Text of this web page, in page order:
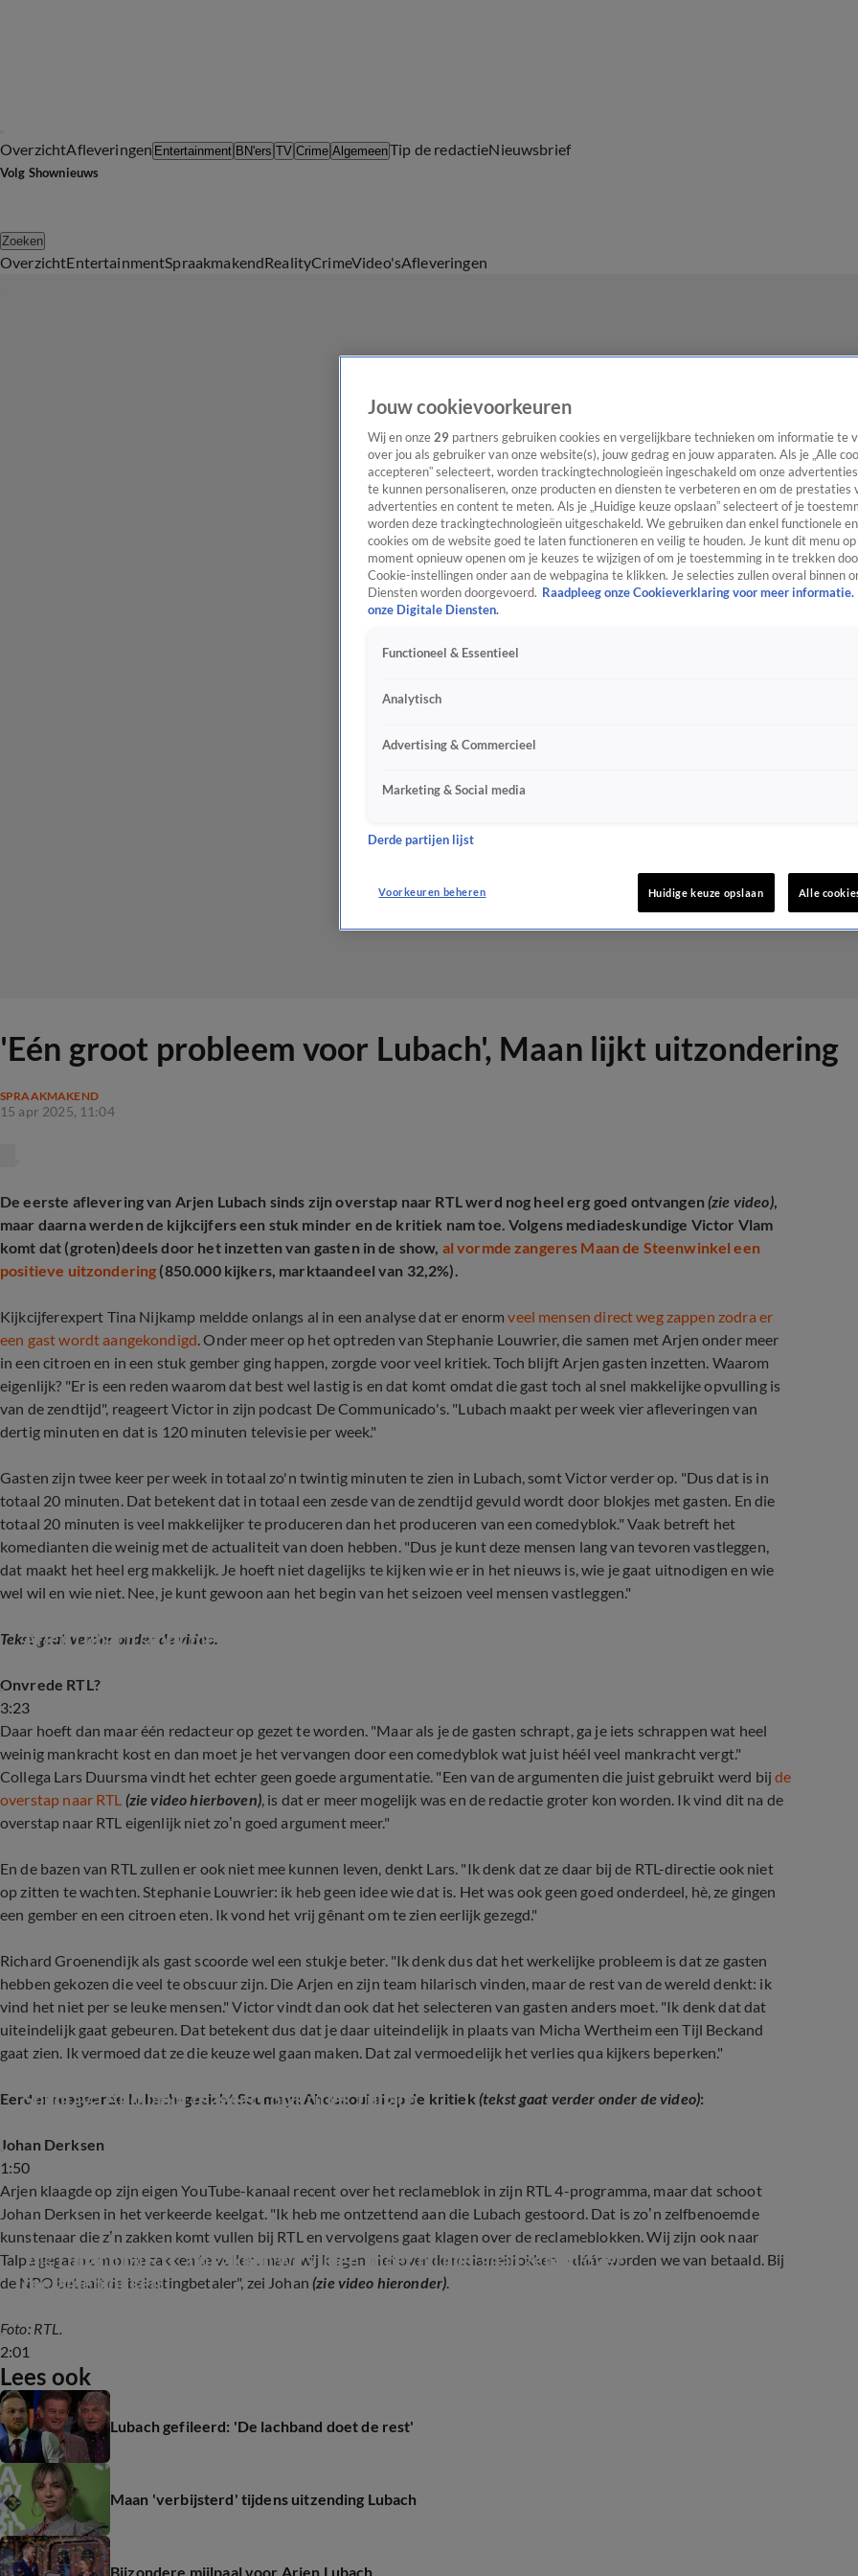
OverzichtAfleveringen Entertainment BN'ers TV Crime AlgemeenTip de redactieNieuwsbrief
Volg Shownieuws
Zoeken
OverzichtEntertainmentSpraakmakendRealityCrimeVideo'sAfleveringen
'Eén groot probleem voor Lubach', Maan lijkt uitzondering
SPRAAKMAKEND
15 apr 2025, 11:04
De eerste aflevering van Arjen Lubach sinds zijn overstap naar RTL werd nog heel erg goed ontvangen (zie video),
maar daarna werden de kijkcijfers een stuk minder en de kritiek nam toe. Volgens mediadeskundige Victor Vlam
komt dat (groten)deels door het inzetten van gasten in de show, al vormde zangeres Maan de Steenwinkel een
positieve uitzondering (850.000 kijkers, marktaandeel van 32,2%).
Kijkcijferexpert Tina Nijkamp meldde onlangs al in een analyse dat er enormveel mensen direct weg zappen zodra er
een gast wordt aangekondigd. Onder meer op het optreden van Stephanie Louwrier, die samen met Arjen onder meer
in een citroen en in een stuk gember ging happen, zorgde voor veel kritiek. Toch blijft Arjen gasten inzetten. Waarom
eigenlijk? "Er is een reden waarom dat best wel lastig is en dat komt omdat die gast toch al snel makkelijke opvulling is
van de zendtijd", reageert Victor in zijn podcast De Communicado's. "Lubach maakt per week vier afleveringen van
dertig minuten en dat is 120 minuten televisie per week."
Gasten zijn twee keer per week in totaal zo'n twintig minuten te zien in Lubach, somt Victor verder op. "Dus dat is in
totaal 20 minuten. Dat betekent dat in totaal een zesde van de zendtijd gevuld wordt door blokjes met gasten. En die
totaal 20 minuten is veel makkelijker te produceren dan het produceren van een comedyblok." Vaak betreft het
komedianten die weinig met de actualiteit van doen hebben. "Dus je kunt deze mensen lang van tevoren vastleggen,
dat maakt het heel erg makkelijk. Je hoeft niet dagelijks te kijken wie er in het nieuws is, wie je gaat uitnodigen en wie
wel wil en wie niet. Nee, je kunt gewoon aan het begin van het seizoen veel mensen vastleggen."
Tekst gaat verder onder de video.
3:23
Arjen Lubach stopt met De Avondshow en vertrekt bij VPRO
Onvrede RTL?
Daar hoeft dan maar één redacteur op gezet te worden. "Maar als je de gasten schrapt, ga je iets schrappen wat heel
weinig mankracht kost en dan moet je het vervangen door een comedyblok wat juist héél veel mankracht vergt."
Collega Lars Duursma vindt het echter geen goede argumentatie. "Een van de argumenten die juist gebruikt werd bijde
overstap naar RTL (zie video hierboven), is dat er meer mogelijk was en de redactie groter kon worden. Ik vind dit na de
overstap naar RTL eigenlijk niet zo’n goed argument meer."
En de bazen van RTL zullen er ook niet mee kunnen leven, denkt Lars. "Ik denk dat ze daar bij de RTL-directie ook niet
op zitten te wachten. Stephanie Louwrier: ik heb geen idee wie dat is. Het was ook geen goed onderdeel, hè, ze gingen
een gember en een citroen eten. Ik vond het vrij gênant om te zien eerlijk gezegd."
Richard Groenendijk als gast scoorde wel een stukje beter. "Ik denk dus dat het werkelijke probleem is dat ze gasten
hebben gekozen die veel te obscuur zijn. Die Arjen en zijn team hilarisch vinden, maar de rest van de wereld denkt: ik
vind het niet per se leuke mensen." Victor vindt dan ook dat het selecteren van gasten anders moet. "Ik denk dat dat
uiteindelijk gaat gebeuren. Dat betekent dus dat je daar uiteindelijk in plaats van Micha Wertheim een Tijl Beckand
gaat zien. Ik vermoed dat ze die keuze wel gaan maken. Dat zal vermoedelijk het verlies qua kijkers beperken."
Eerder reageerde Lubach-gezicht Soumaya Ahouaoui al op de kritiek (tekst gaat verder onder de video):
1:50
Soumaya Ahouaoui reageert op kritiek Lubach
Johan Derksen
Arjen klaagde op zijn eigen YouTube-kanaal recent over het reclameblok in zijn RTL 4-programma, maar dat schoot
Johan Derksen in het verkeerde keelgat. "Ik heb me ontzettend aan die Lubach gestoord. Dat is zo’n zelfbenoemde
kunstenaar die z’n zakken komt vullen bij RTL en vervolgens gaat klagen over de reclameblokken. Wij zijn ook naar
Talpa gegaan om onze zakken te vullen, maar wij klagen niet over de reclameblokken – dáár worden we van betaald. Bij
de NPO betaalt de belastingbetaler", zei Johan(zie video hieronder).
2:01
'Als Lubach bij RTL z’n zakken wil vullen, moet hij niet gaan zeiken over
reclameblokken'
Foto: RTL.
Lees ook
Lubach gefileerd: 'De lachband doet de rest'
Maan 'verbijsterd' tijdens uitzending Lubach
Bijzondere mijlpaal voor Arjen Lubach
Jouw cookievoorkeuren
Wij en onze 29 partners gebruiken cookies en vergelijkbare technieken om informatie te
over jou als gebruiker van onze website(s), jouw gedrag en jouw apparaten. Als je „Alle
accepteren” selecteert, worden trackingtechnologieën ingeschakeld om onze
te kunnen personaliseren, onze producten en diensten te verbeteren en om de prestaties
advertenties en content te meten. Als je „Huidige keuze opslaan” selecteert of je
worden deze trackingtechnologieën uitgeschakeld. We gebruiken dan enkel functionele
cookies om de website goed te laten functioneren en veilig te houden. Je kunt dit menu
moment opnieuw openen om je keuzes te wijzigen of om je toestemming in te trekken
Cookie-instellingen onder aan de webpagina te klikken. Je selecties zullen overal binnen
Diensten worden doorgevoerd. Raadpleeg onze Cookieverklaring voor meer informatie.
onze Digitale Diensten.
Functioneel & Essentieel
Analytisch
Advertising & Commercieel
Marketing & Social media
Derde partijen lijst
Voorkeuren beheren Huidige keuze opslaan Alle